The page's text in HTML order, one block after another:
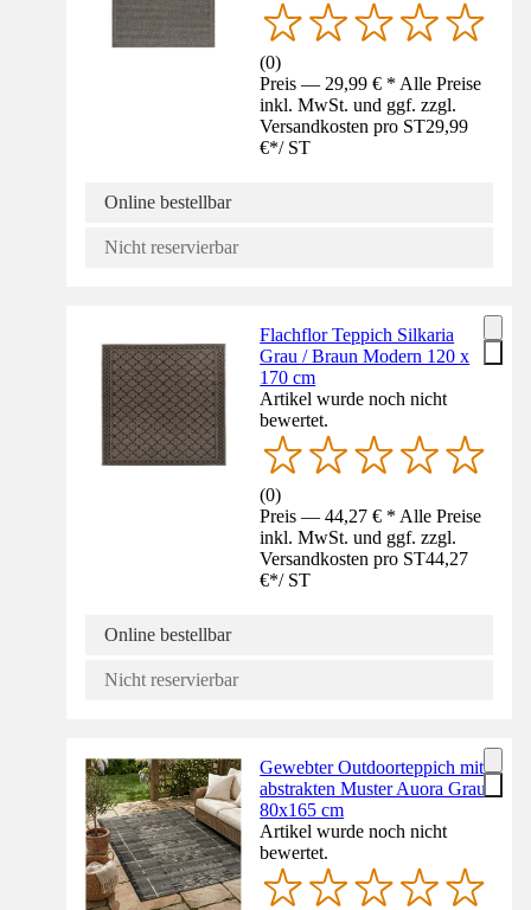
(0)
Preis — 29,99 € * Alle Preise
inkl. MwSt. und ggf. zzgl.
Versandkosten pro ST29,99
€*/ ST
Online bestellbar
Nicht reservierbar
Flachflor Teppich Silkaria
Grau / Braun Modern 120 x
170 cm
Artikel wurde noch nicht
bewertet.
(0)
Preis — 44,27 € * Alle Preise
inkl. MwSt. und ggf. zzgl.
Versandkosten pro ST44,27
€*/ ST
Online bestellbar
Nicht reservierbar
Gewebter Outdoorteppich mit
abstrakten Muster Auora Grau
80x165 cm
Artikel wurde noch nicht
bewertet.